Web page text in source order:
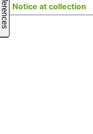
Notice at collection